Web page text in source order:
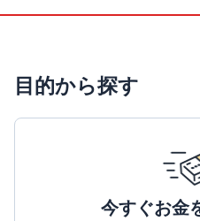
目的から探す
今すぐお金